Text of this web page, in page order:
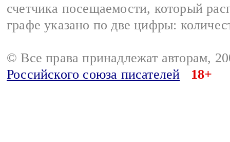
счетчика посещаемости, который
графе указано по две цифры:
© Все права принадлежат авторам,
Российского союза писателей
18+